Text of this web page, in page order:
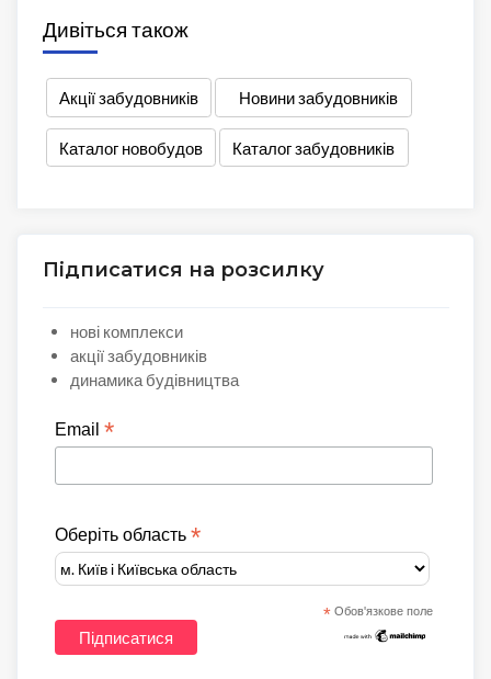
Дивіться також
Акції забудовників Новини забудовників
Каталог новобудов Каталог забудовників
Підписатися на розсилку
нові комплекси
акції забудовників
динамика будівництва
Email *
Оберіть область *
* Обов'язкове поле